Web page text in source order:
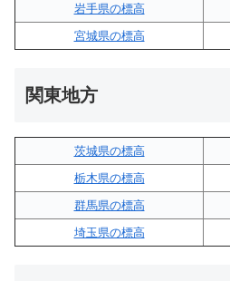
岩手県の標高
宮城県の標高
関東地方
茨城県の標高
栃木県の標高
群馬県の標高
埼玉県の標高